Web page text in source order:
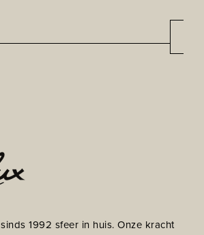
1992 sfeer in huis. Onze kracht